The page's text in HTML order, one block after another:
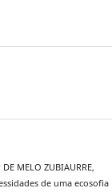
MELO ZUBIAURRE,
de uma ecosofia